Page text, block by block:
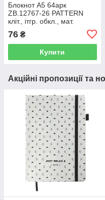
Блокнот А5 64арк
ZB.12767-26 PATTERN
кліт., ітгр. обкл., мат.
бузковий (10)
76 ₴
Купити
Акційні пропозиції та